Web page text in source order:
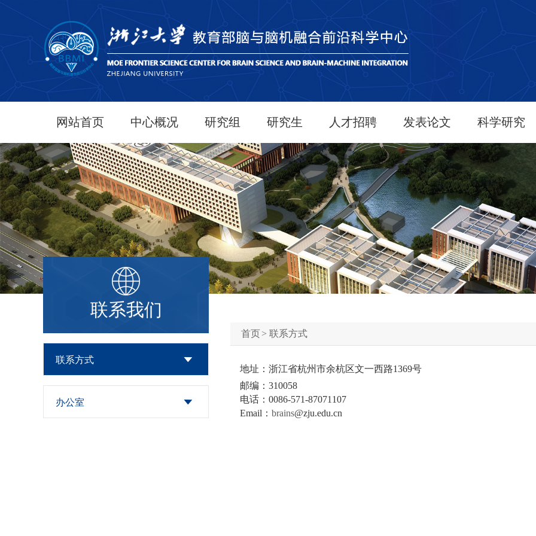
网站首页 中心概况
首席科学家致...
中心简介
中心领导
组织结构
顾问委员会
委员会
研究组 研究生
研究生教育
学生活动
人才招聘
研究员
博士后
科研助理
发表论文
2026年
2025年
2024年
2023年
2022年
科学研究
科研进展
学术期刊
获奖情况
科研项目
联系我们
联系方式
办公室
首页> 联系方式
地址：浙江省杭州市余杭区文一西路1369号
邮编：310058
电话：0086-571-87071107
Email： brains@zju.edu.cn